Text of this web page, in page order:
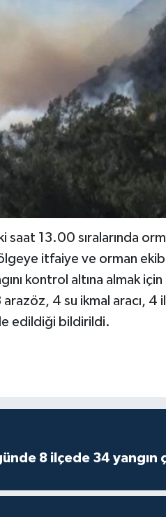
13.00 sıralarında
itfaiye ve orman
kontrol altına almak
4 su ikmal aracı, 4
edildiği bildirildi.
8 ilçede 34 yangın